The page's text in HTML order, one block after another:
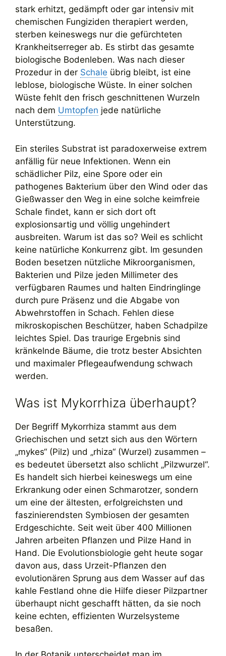
stark erhitzt, gedämpft oder gar intensiv mit
chemischen Fungiziden therapiert werden,
sterben keineswegs nur die gefürchteten
Krankheitserreger ab. Es stirbt das gesamte
biologische Bodenleben. Was nach dieser
Prozedur in der Schale übrig bleibt, ist eine
leblose, biologische Wüste. In einer solchen
Wüste fehlt den frisch geschnittenen Wurzeln
nach dem Umtopfen jede natürliche
Unterstützung.
Ein steriles Substrat ist paradoxerweise extrem
anfällig für neue Infektionen. Wenn ein
schädlicher Pilz, eine Spore oder ein
pathogenes Bakterium über den Wind oder das
Gießwasser den Weg in eine solche keimfreie
Schale findet, kann er sich dort oft
explosionsartig und völlig ungehindert
ausbreiten. Warum ist das so? Weil es schlicht
keine natürliche Konkurrenz gibt. Im gesunden
Boden besetzen nützliche Mikroorganismen,
Bakterien und Pilze jeden Millimeter des
verfügbaren Raumes und halten Eindringlinge
durch pure Präsenz und die Abgabe von
Abwehrstoffen in Schach. Fehlen diese
mikroskopischen Beschützer, haben Schadpilze
leichtes Spiel. Das traurige Ergebnis sind
kränkelnde Bäume, die trotz bester Absichten
und maximaler Pflegeaufwendung schwach
werden.
Was ist Mykorrhiza überhaupt?
Der Begriff Mykorrhiza stammt aus dem
Griechischen und setzt sich aus den Wörtern
„mykes“ (Pilz) und „rhiza“ (Wurzel) zusammen –
es bedeutet übersetzt also schlicht „Pilzwurzel“.
Es handelt sich hierbei keineswegs um eine
Erkrankung oder einen Schmarotzer, sondern
um eine der ältesten, erfolgreichsten und
faszinierendsten Symbiosen der gesamten
Erdgeschichte. Seit weit über 400 Millionen
Jahren arbeiten Pflanzen und Pilze Hand in
Hand. Die Evolutionsbiologie geht heute sogar
davon aus, dass Urzeit-Pflanzen den
evolutionären Sprung aus dem Wasser auf das
kahle Festland ohne die Hilfe dieser Pilzpartner
überhaupt nicht geschafft hätten, da sie noch
keine echten, effizienten Wurzelsysteme
besaßen.